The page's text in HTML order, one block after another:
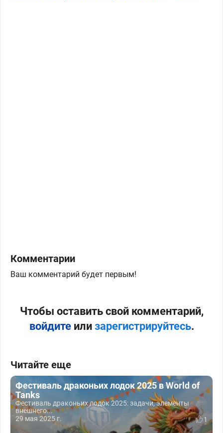
Комментарии
Ваш комментарий будет первым!
Чтобы оставить свой комментарий,
войдитеили зарегистрируйтесь.
Читайте еще
Фестиваль драконьих лодок 2025 в World of
Tanks
Фестиваль драконьих лодок 2025: задачи, элементы
внешнего...
29 мая 2025 г.
1